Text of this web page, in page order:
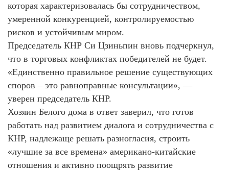
которая характеризовалась бы сотрудничеством,
умеренной конкуренцией, контролируемостью
рисков и устойчивым миром.
Председатель КНР Си Цзиньпин вновь подчеркнул,
что в торговых конфликтах победителей не будет.
«Единственно правильное решение существующих
споров – это равноправные консультации», —
уверен председатель КНР.
Хозяин Белого дома в ответ заверил, что готов
работать над развитием диалога и сотрудничества с
КНР, надлежаще решать разногласия, строить
«лучшие за все времена» американо-китайские
отношения и активно поощрять развитие